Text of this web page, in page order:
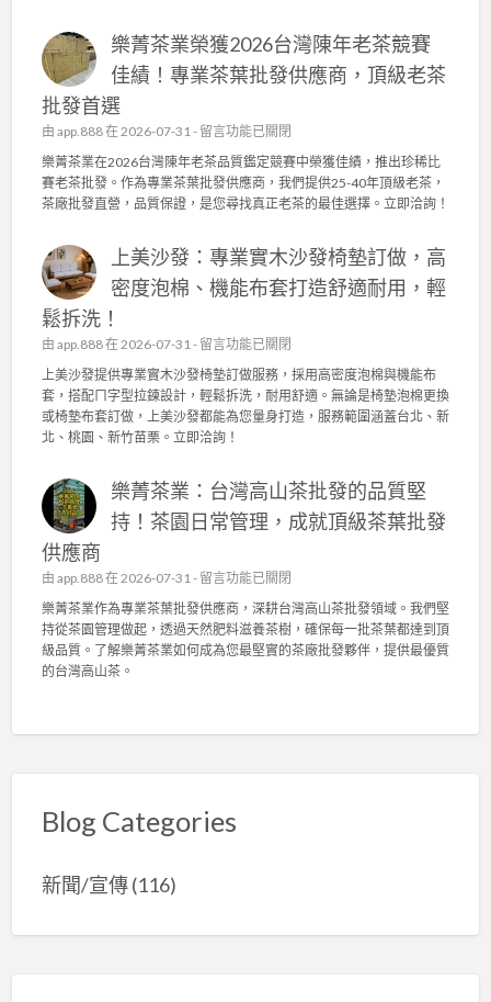
批
發
：
灣
高
山
茶
王
的
極
品
〉
中
專
業
實
沙
椅
墊
訂
，
菌
能
布
與
高
密
度
棉
，
舒
用
首
選
！
樂菁茶業榮獲2026台灣陳年老茶競賽
佳績！專業茶葉批發供應商，頂級老茶
批發首選
由 app.888在 2026-07-31 - 在
〈
樂
菁
茶
榮
2
台
灣
陳
年
茶
賽
績
！
專
業
茶
供
頂
留言功能已關閉
樂菁茶業在2026台灣陳年老茶品質鑑定競賽中榮獲佳績，推出珍稀比
賽老茶批發。作為專業茶葉批發供應商，我們提供25-40年頂級老茶，
茶廠批發直營，品質保證，是您尋找真正老茶的最佳選擇。立即洽詢！
上美沙發：專業實木沙發椅墊訂做，高
密度泡棉、機能布套打造舒適耐用，輕
鬆拆洗！
由 app.888在 2026-07-31 - 在
〈
上
美
沙
發
專
業
實
沙
椅
墊
訂
密
、
留言功能已關閉
上美沙發提供專業實木沙發椅墊訂做服務，採用高密度泡棉與機能布
套，搭配ㄇ字型拉鍊設計，輕鬆拆洗，耐用舒適。無論是椅墊泡棉更換
或椅墊布套訂做，上美沙發都能為您量身打造，服務範圍涵蓋台北、新
北、桃園、新竹苗栗。立即洽詢！
樂菁茶業：台灣高山茶批發的品質堅
持！茶園日常管理，成就頂級茶葉批發
供應商
由 app.888在 2026-07-31 - 在
〈
樂
菁
茶
堅
留言功能已關閉
樂菁茶業作為專業茶葉批發供應商，深耕台灣高山茶批發領域。我們堅
持從茶園管理做起，透過天然肥料滋養茶樹，確保每一批茶葉都達到頂
級品質。了解樂菁茶業如何成為您最堅實的茶廠批發夥伴，提供最優質
的台灣高山茶。
Blog Categories
新聞/宣傳(116)